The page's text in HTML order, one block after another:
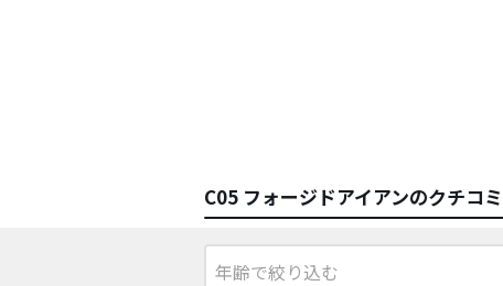
C05 フォージドアイアンのクチコミ